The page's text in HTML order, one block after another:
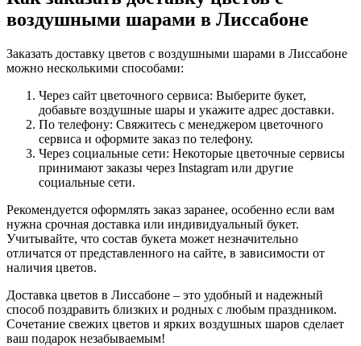
воздушными шарами в Лиссабоне
Заказать доставку цветов с воздушными шарами в Лиссабоне
можно несколькими способами:
Через сайт цветочного сервиса: Выберите букет,
добавьте воздушные шары и укажите адрес доставки.
По телефону: Свяжитесь с менеджером цветочного
сервиса и оформите заказ по телефону.
Через социальные сети: Некоторые цветочные сервисы
принимают заказы через Instagram или другие
социальные сети.
Рекомендуется оформлять заказ заранее, особенно если вам
нужна срочная доставка или индивидуальный букет.
Учитывайте, что состав букета может незначительно
отличатся от представленного на сайте, в зависимости от
наличия цветов.
Доставка цветов в Лиссабоне – это удобный и надежный
способ поздравить близких и родных с любым праздником.
Сочетание свежих цветов и ярких воздушных шаров сделает
ваш подарок незабываемым!